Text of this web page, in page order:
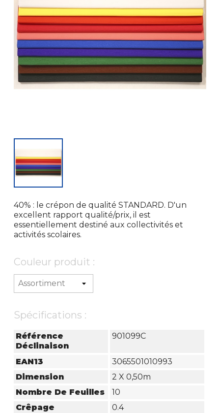
40% : le crépon de qualité STANDARD. D'un
excellent rapport qualité/prix, il est
essentiellement destiné aux collectivités et
activités scolaires.
Couleur produit :
Spécifications :
Référence
Déclinaison
901099C
EAN13
3065501010993
Dimension
2 X 0,50m
Nombre De Feuilles
10
Crêpage
0.4